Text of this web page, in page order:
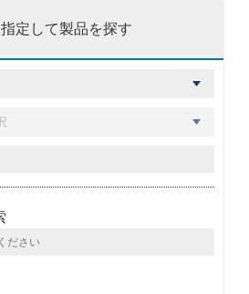
定して製品を探す